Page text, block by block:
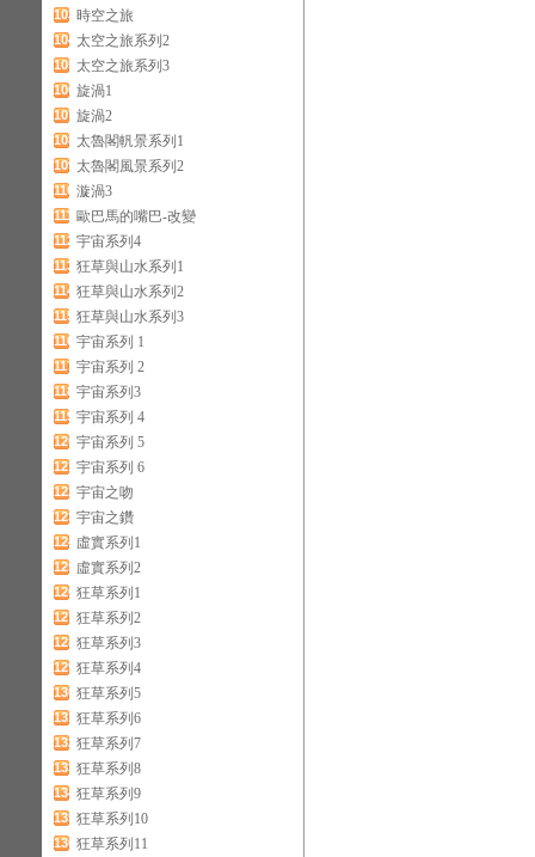
103 時空之旅
104 太空之旅系列2
105 太空之旅系列3
106 旋渦1
107 旋渦2
108 太魯閣軓景系列1
109 太魯閣風景系列2
110 漩渦3
111 歐巴馬的嘴巴-改變
112 宇宙系列4
113 狂草與山水系列1
114 狂草與山水系列2
115 狂草與山水系列3
116 宇宙系列 1
117 宇宙系列 2
118 宇宙系列3
119 宇宙系列 4
120 宇宙系列 5
121 宇宙系列 6
122 宇宙之吻
123 宇宙之鑽
124 虛實系列1
125 虛實系列2
126 狂草系列1
127 狂草系列2
128 狂草系列3
129 狂草系列4
130 狂草系列5
131 狂草系列6
132 狂草系列7
133 狂草系列8
134 狂草系列9
135 狂草系列10
136 狂草系列11